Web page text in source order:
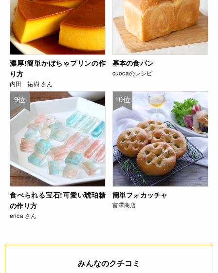
濃厚!簡単かぼちゃプリンの作
り方
内田 祐樹 さん
基本の食パン
cuocaのレシピ
9位
食べられる宝石!可愛い琥珀糖
の作り方
erica さん
10位
簡単フォカッチャ
富澤商店
みんなのクチコミ